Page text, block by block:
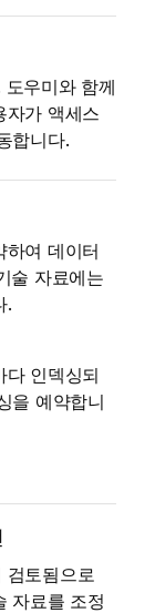
우미와 함께
자가 액세스
합니다.
여 데이터
술 자료에는
.
다 인덱싱되
을 예약합니
검토됨으로
자료를 조정